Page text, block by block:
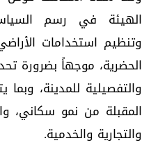
الهيئة في رسم
وتنظيم استخدامات
الحضرية، موجهاً بضرورة
والتفصيلية للمدينة،
المقبلة من نمو سكاني،
والتجارية والخدمية.